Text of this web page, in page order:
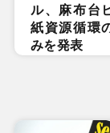
ル、麻布台
紙資源循環
みを発表